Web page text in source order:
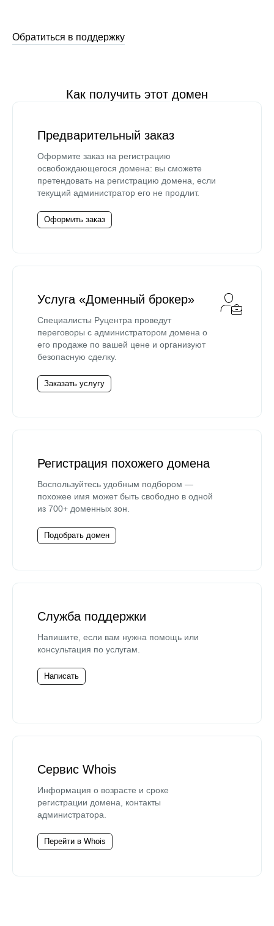
Обратиться в поддержку
Как получить этот домен
Предварительный заказ
Оформите заказ на регистрацию
освобождающегося домена: вы сможете
претендовать на регистрацию домена, если
текущий администратор его не продлит.
Оформить заказ
Услуга «Доменный брокер»
Специалисты Руцентра проведут
переговоры с администратором домена о
его продаже по вашей цене и организуют
безопасную сделку.
Заказать услугу
Регистрация похожего домена
Воспользуйтесь удобным подбором —
похожее имя может быть свободно в одной
из 700+ доменных зон.
Подобрать домен
Служба поддержки
Напишите, если вам нужна помощь или
консультация по услугам.
Написать
Сервис Whois
Информация о возрасте и сроке
регистрации домена, контакты
администратора.
Перейти в Whois